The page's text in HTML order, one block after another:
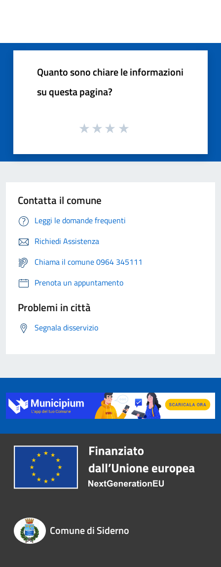
Quanto sono chiare le informazioni
su questa pagina?
Contatta il comune
Leggi le domande frequenti
Richiedi Assistenza
Chiama il comune 0964 345111
Prenota un appuntamento
Problemi in città
Segnala disservizio
Comune di Siderno